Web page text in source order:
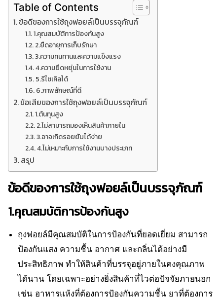
Table of Contents
ข้อดีของการใช้ถุงฟอยล์เป็นบรรจุภัณฑ์
1.คุณสมบัติการป้องกันสูง
2.ยืดอายุการเก็บรักษา
3.ความทนทานและความแข็งแรง
4.ความยืดหยุ่นในการใช้งาน
5.รีไซเคิลได้
6.ภาพลักษณ์ที่ดี
ข้อเสียของการใช้ถุงฟอยล์เป็นบรรจุภัณฑ์
1.ต้นทุนสูง
2.ไม่สามารถมองเห็นสินค้าภายใน
3.อาจเกิดรอยยับได้ง่าย
4.ไม่เหมาะกับการใช้งานบางประเภท
สรุป
ข้อดีของการใช้ถุงฟอยล์เป็นบรรจุภัณฑ์
1.คุณสมบัติการป้องกันสูง
ถุงฟอยล์มีคุณสมบัติในการป้องกันที่ยอดเยี่ยม สามารถ
ป้องกันแสง ความชื้น อากาศ และกลิ่นได้อย่างมี
ประสิทธิภาพ ทำให้สินค้าที่บรรจุอยู่ภายในคงคุณภาพ
ได้นาน โดยเฉพาะอย่างยิ่งสินค้าที่ไวต่อปัจจัยภายนอก
เช่น อาหารแห้งที่ต้องการป้องกันความชื้น ยาที่ต้องการ